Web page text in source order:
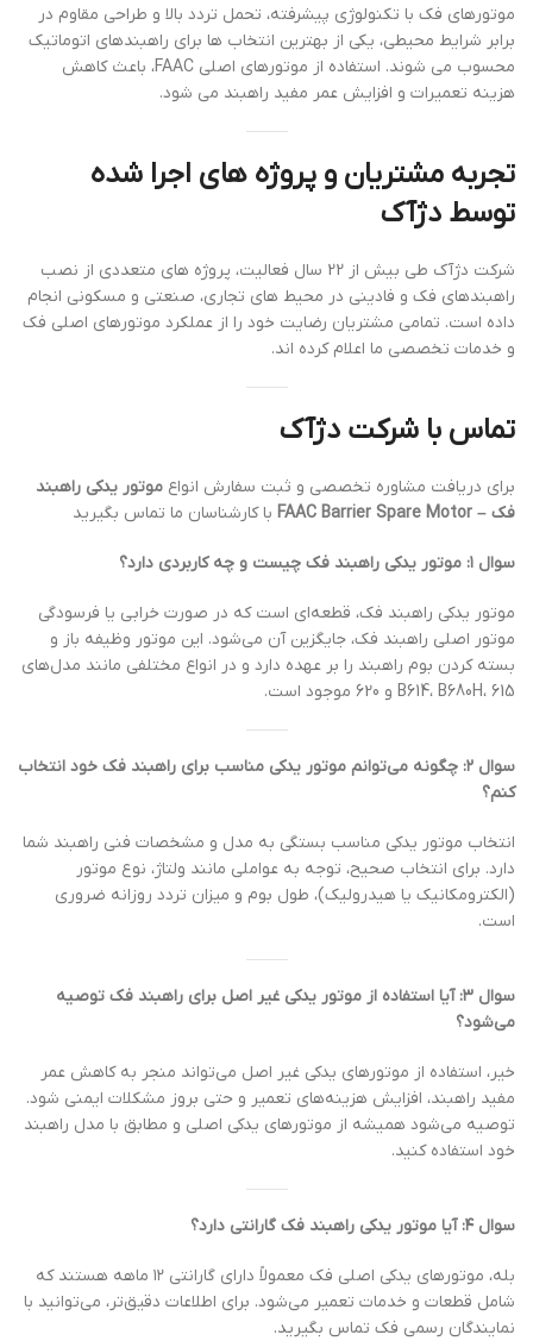
موتورهای فک با تکنولوژی پیشرفته، تحمل تردد بالا و طراحی مقاوم در
برابر شرایط محیطی، یکی از بهترین انتخاب ها برای راهبندهای اتوماتیک
محسوب می شوند. استفاده از موتورهای اصلی FAAC، باعث کاهش
هزینه تعمیرات و افزایش عمر مفید راهبند می شود.
تجربه مشتریان و پروژه های اجرا شده
توسط دژآک
شرکت دژآک طی بیش از 22 سال فعالیت، پروژه های متعددی از نصب
راهبندهای فک و فادینی در محیط های تجاری، صنعتی و مسکونی انجام
داده است. تمامی مشتریان رضایت خود را از عملکرد موتورهای اصلی فک
و خدمات تخصصی ما اعلام کرده اند.
تماس با شرکت دژآک
برای دریافت مشاوره تخصصی و ثبت سفارش انواع موتور یدکی راهبند
فک – FAAC Barrier Spare Motor
با کارشناسان ما تماس بگیرید
سوال ۱: موتور یدکی راهبند فک چیست و چه کاربردی دارد؟
موتور یدکی راهبند فک، قطعه‌ای است که در صورت خرابی یا فرسودگی
موتور اصلی راهبند فک، جایگزین آن می‌شود. این موتور وظیفه باز و
بسته کردن بوم راهبند را بر عهده دارد و در انواع مختلفی مانند مدل‌های
B614، B680H، 615 و 620 موجود است.
سوال ۲: چگونه می‌توانم موتور یدکی مناسب برای راهبند فک خود انتخاب
کنم؟
انتخاب موتور یدکی مناسب بستگی به مدل و مشخصات فنی راهبند شما
دارد. برای انتخاب صحیح، توجه به عواملی مانند ولتاژ، نوع موتور
(الکترومکانیک یا هیدرولیک)، طول بوم و میزان تردد روزانه ضروری
است.
سوال ۳: آیا استفاده از موتور یدکی غیر اصل برای راهبند فک توصیه
می‌شود؟
خیر، استفاده از موتورهای یدکی غیر اصل می‌تواند منجر به کاهش عمر
مفید راهبند، افزایش هزینه‌های تعمیر و حتی بروز مشکلات ایمنی شود.
توصیه می‌شود همیشه از موتورهای یدکی اصلی و مطابق با مدل راهبند
خود استفاده کنید.
سوال ۴: آیا موتور یدکی راهبند فک گارانتی دارد؟
بله، موتورهای یدکی اصلی فک معمولاً دارای گارانتی ۱۲ ماهه هستند که
شامل قطعات و خدمات تعمیر می‌شود. برای اطلاعات دقیق‌تر، می‌توانید با
نمایندگان رسمی فک تماس بگیرید.